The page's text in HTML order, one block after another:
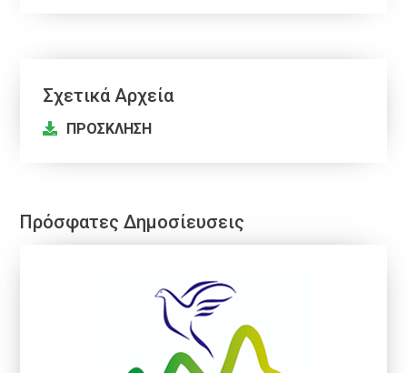
Σχετικά Αρχεία
ΠΡΟΣΚΛΗΣΗ
Πρόσφατες Δημοσίευσεις